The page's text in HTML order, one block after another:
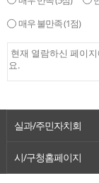
매우 불만족(1점)
실과/주민자치회
시/구청홈페이지